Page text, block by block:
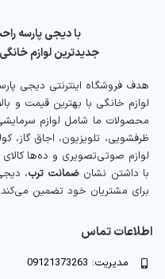
با دیجی پارسه
جدیدترین لوازم
هدف فروشگاه اینترنتی دیجی
لوازم خانگی با بهترین قیمت و
محصولات ما شامل لوازم
ظرفشویی، تلویزیون، اجاق گاز،
لوازم صوتی‌تصویری و ده‌ها
با داشتن نشان ضمانت ترب،
برای مشتریان خود تضمین می‌کند.
اطلاعات تماس
مدیریت: 09121373263